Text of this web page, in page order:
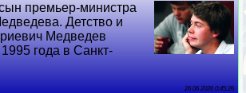
премьер-министра
Детство и
Медведев
года в Санкт-
26 06 2026 0:45:26